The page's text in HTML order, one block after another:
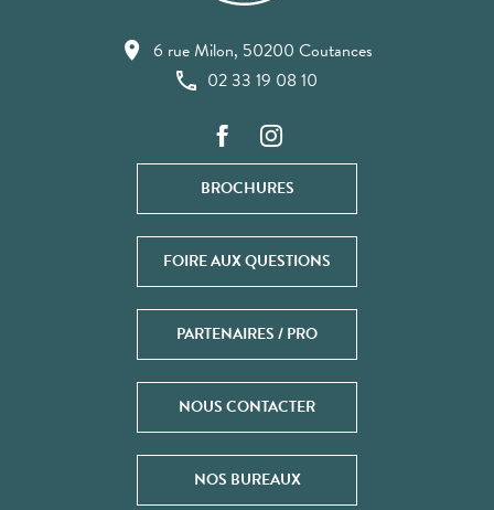
6 rue Milon, 50200 Coutances
02 33 19 08 10
BROCHURES
FOIRE AUX QUESTIONS
PARTENAIRES / PRO
NOUS CONTACTER
NOS BUREAUX